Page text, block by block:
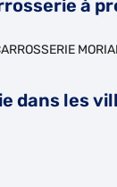
à
dans les